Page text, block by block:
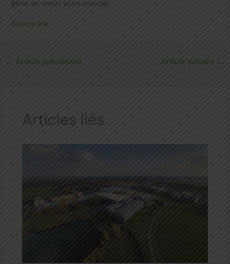
gérer au mieux votre mandat.
Source link
← Article précédent Article suivant →
Articles liés